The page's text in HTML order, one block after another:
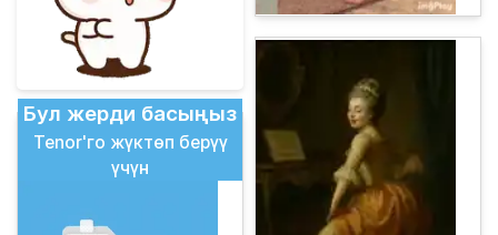
Бул жерди басыңыз
Tenor'го жүктөп берүү
үчүн